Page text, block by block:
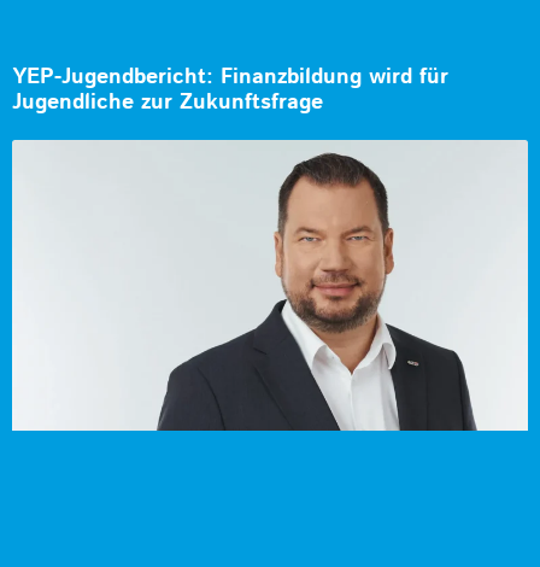
YEP-Jugendbericht: Finanzbildung wird für
Jugendliche zur Zukunftsfrage